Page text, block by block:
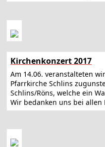
Kirchenkonzert 2017
Am 14.06. veranstalteten
Pfarrkirche Schlins
Schlins/Röns, welche ein
Wir bedanken uns bei